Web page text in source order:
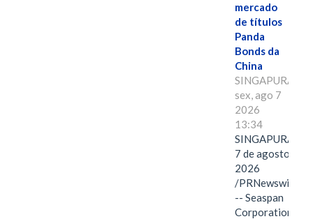
mercado
de títulos
Panda
Bonds da
China
SINGAPURA,
sex, ago 7
2026
13:34
SINGAPURA,
7 de agosto de
2026
/PRNewswire/
-- Seaspan
Corporation